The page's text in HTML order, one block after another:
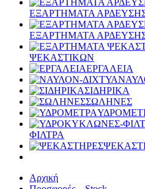
ΕΞΑΡΤΗΜΑΤΑ
ΕΞΑΡΤΗΜΑΤΑ
ΨΕΚΑΣΤΙΚΩΝ
ΕΡΓΑΛΕΙΑ
ΣΙΔΗΡΙΚΑ
ΣΩΛΗΝΕΣ
ΦΙΛΤΡΑ
Αρχική